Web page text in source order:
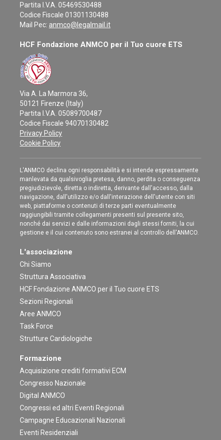
Partita I.V.A. 05469530488
Codice Fiscale 01301130488
Mail Pec: anmco@legalmail.it
HCF Fondazione ANMCO per il Tuo cuore ETS
Via A. La Marmora 36,
50121 Firenze (Italy)
Partita I.V.A. 05089700487
Codice Fiscale 94070130482
Privacy Policy
Cookie Policy
L'ANMCO declina ogni responsabilità e si intende espressamente
manlevata da qualsivoglia pretesa, danno, perdita o conseguenza
pregiudizievole, diretta o indiretta, derivante dall'accesso, dalla
navigazione, dall'utilizzo e/o dall'interazione dell'utente con siti
web, piattaforme o contenuti di terze parti eventualmente
raggiungibili tramite collegamenti presenti sul presente sito,
nonché dai servizi e dalle informazioni dagli stessi forniti, la cui
gestione e il cui contenuto sono estranei al controllo dell'ANMCO.
L'associazione
Chi Siamo
Struttura Associativa
HCF Fondazione ANMCO per il Tuo cuore ETS
Sezioni Regionali
Aree ANMCO
Task Force
Strutture Cardiologiche
Formazione
Acquisizione crediti formativi ECM
Congresso Nazionale
Digital ANMCO
Congressi ed altri Eventi Regionali
Campagne Educazionali Nazionali
Eventi Residenziali